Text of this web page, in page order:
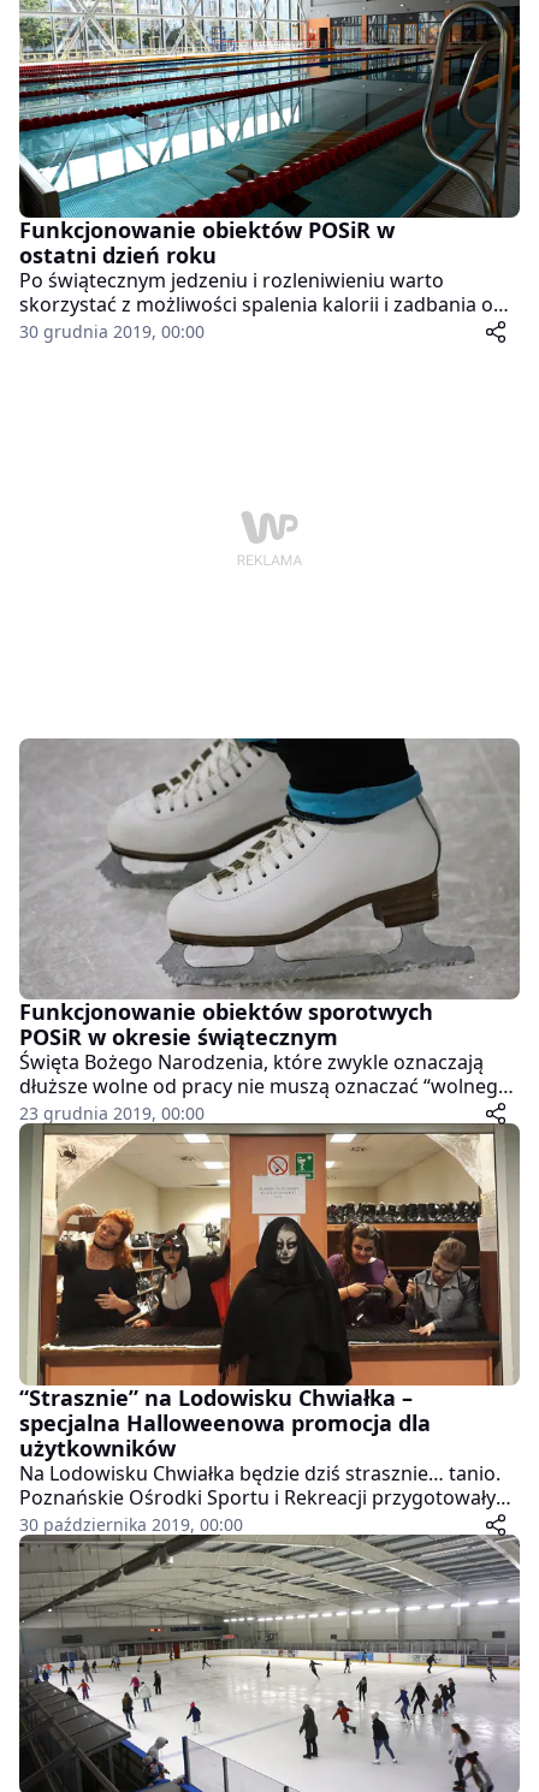
Poznańskie Ośrodki Sportu i Rekreacji, które
przygotowały specjalną promocję dla par na terenie
swoich obiektów.
Funkcjonowanie obiektów POSiR w
ostatni dzień roku
Po świątecznym jedzeniu i rozleniwieniu warto
skorzystać z możliwości spalenia kalorii i zadbania o
swoją kondycję. W Sylwestra obiekty POSiR będą w
30 grudnia 2019, 00:00
Funkcjonowanie obiektów sporotwych
POSiR w okresie świątecznym
Święta Bożego Narodzenia, które zwykle oznaczają
dłuższe wolne od pracy nie muszą oznaczać “wolnego”
od aktywności fizycznej. Wręcz przeciwnie – w okresie,
w którym trudno oprzeć się świątecznym potrawom
warto na bieżąco zadbać o odpowiednie spalanie
dodatkowych kalorii. POSiR zapraszają do swoich
obiektów, które jednak będą funkcjonowały w
najbliższych dniach nieco inaczej niż zwykle.
23 grudnia 2019, 00:00
“Strasznie” na Lodowisku Chwiałka –
specjalna Halloweenowa promocja dla
użytkowników
Na Lodowisku Chwiałka będzie dziś strasznie… tanio.
Poznańskie Ośrodki Sportu i Rekreacji przygotowały
specjalną promocję z okazji Halloween.
30 października 2019, 00:00